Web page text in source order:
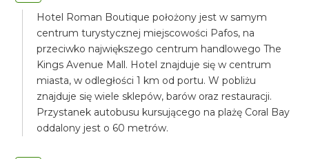
Hotel Roman Boutique położony jest w samym
centrum turystycznej miejscowości Pafos, na
przeciwko największego centrum handlowego The
Kings Avenue Mall. Hotel znajduje się w centrum
miasta, w odległości 1 km od portu. W pobliżu
znajduje się wiele sklepów, barów oraz restauracji.
Przystanek autobusu kursującego na plażę Coral Bay
oddalony jest o 60 metrów.